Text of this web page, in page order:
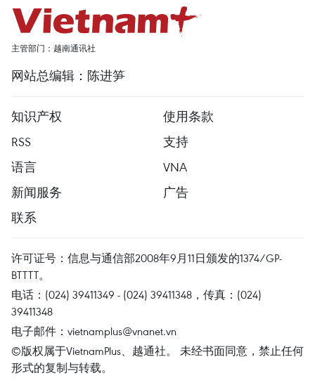
主管部门：越南通讯社
网站总编辑：陈进笋
知识产权
使用条款
RSS
支持
语言
VNA
新闻服务
广告
联系
许可证号：信息与通信部2008年9月11日颁发的1374/GP-
BTTTT。
电话：(024) 39411349 - (024) 39411348，传真：(024)
39411348
电子邮件： vietnamplus@vnanet.vn
©版权属于VietnamPlus、越通社。 未经书面同意，禁止任何
形式的复制与转载。